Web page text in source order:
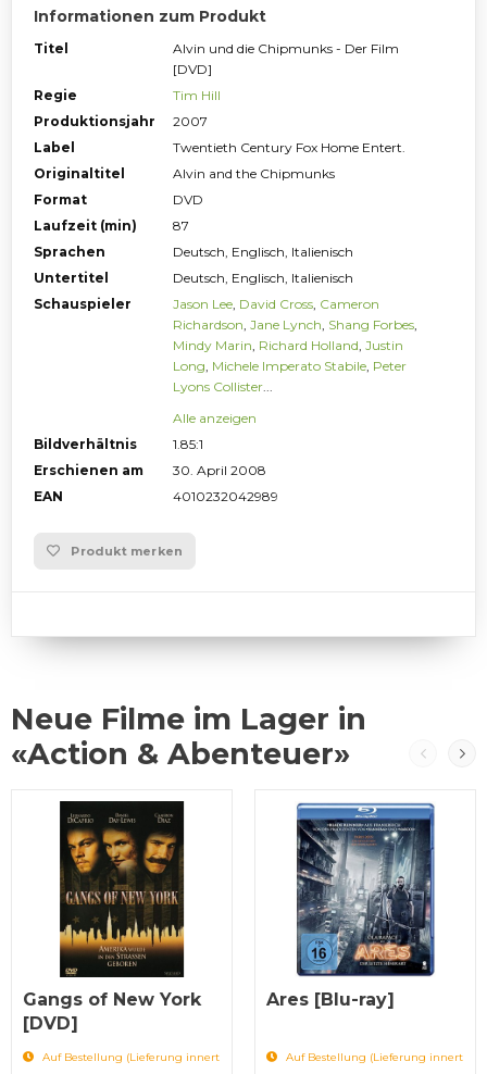
Informationen zum Produkt
Titel
Alvin und die Chipmunks - Der Film
[DVD]
Regie
Tim Hill
Produktionsjahr
2007
Label
Twentieth Century Fox Home Entert.
Originaltitel
Alvin and the Chipmunks
Format
DVD
Laufzeit (min)
87
Sprachen
Deutsch, Englisch, Italienisch
Untertitel
Deutsch, Englisch, Italienisch
Schauspieler
Jason Lee, David Cross, Cameron
Richardson, Jane Lynch, Shang Forbes,
Mindy Marin, Richard Holland, Justin
Long, Michele Imperato Stabile, Peter
Lyons Collister...
Alle anzeigen
Bildverhältnis
1.85:1
Erschienen am
30. April 2008
EAN
4010232042989
Produkt merken
Neue Filme im Lager in
«Action & Abenteuer»
Gangs of New York
[DVD]
Auf Bestellung (Lieferung innert
Ares [Blu-ray]
Auf Bestellung (Lieferung innert